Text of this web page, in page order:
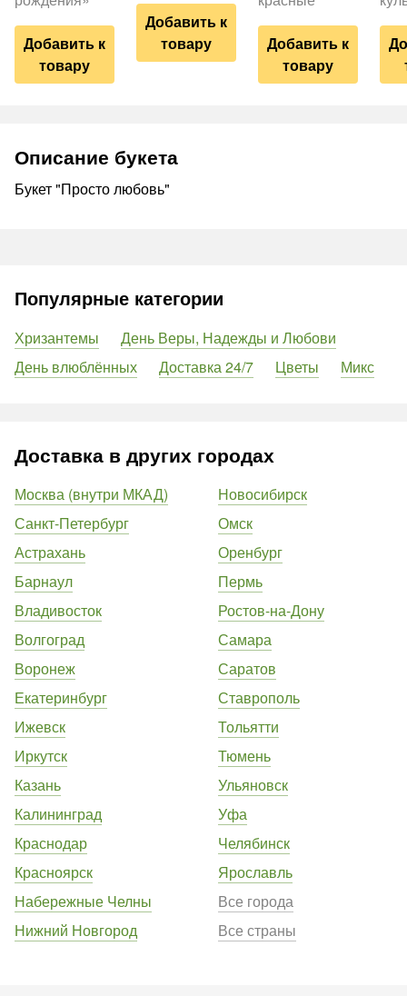
Добавить к
товару
Добавить к
товару
Добавить к
товару
Описание букета
Букет "Просто любовь"
Популярные категории
Хризантемы
День Веры, Надежды и Любови
День влюблённых
Доставка 24/7 Цветы Микс
Доставка в других городах
Москва (внутри МКАД)
Санкт-Петербург
Астрахань
Барнаул
Владивосток
Волгоград
Воронеж
Екатеринбург
Ижевск
Иркутск
Казань
Калининград
Краснодар
Красноярск
Набережные Челны
Нижний Новгород
Новосибирск
Омск
Оренбург
Пермь
Ростов-на-Дону
Самара
Саратов
Ставрополь
Тольятти
Тюмень
Ульяновск
Уфа
Челябинск
Ярославль
Все города
Все страны